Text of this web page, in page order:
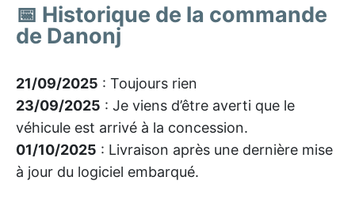
📅 Historique de la commande
de Danonj
21/09/2025 : Toujours rien
23/09/2025 : Je viens d’être averti que le
véhicule est arrivé à la concession.
01/10/2025 : Livraison après une dernière mise
à jour du logiciel embarqué.